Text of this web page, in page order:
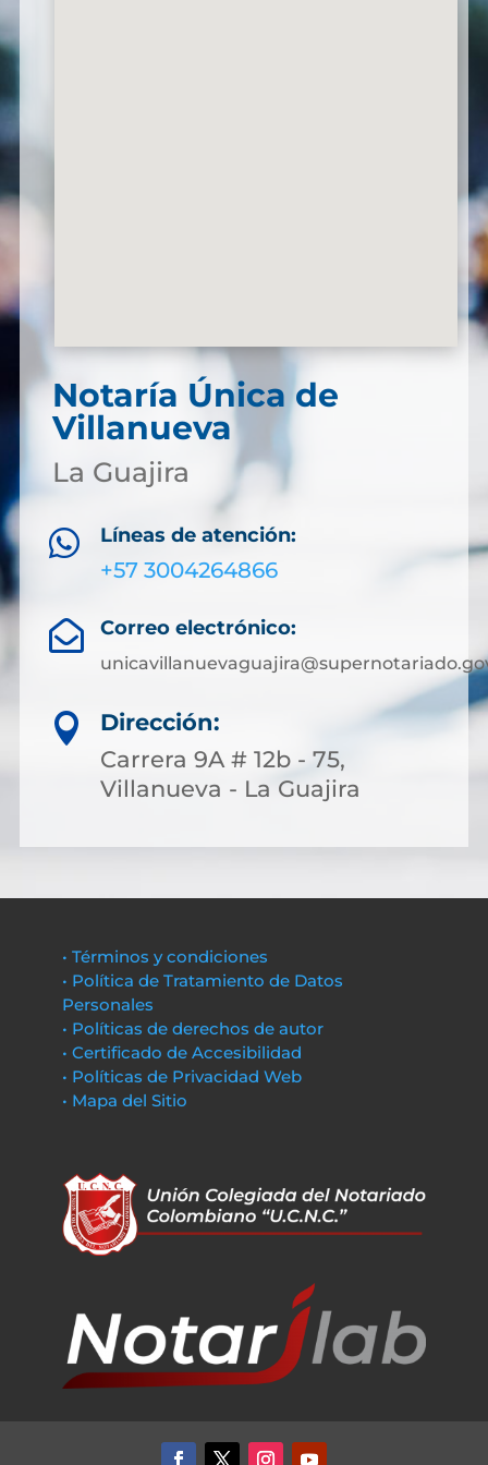
Notaría Única de
Villanueva
La Guajira
 Líneas de atención:
+57 3004264866
 Correo electrónico:

Dirección:
Carrera 9A # 12b - 75,
Villanueva - La Guajira
• Términos y condiciones
• Política de Tratamiento de Datos
Personales
• Políticas de derechos de autor
• Certificado de Accesibilidad
• Políticas de Privacidad Web
• Mapa del Sitio